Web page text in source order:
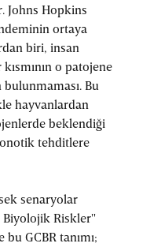
Johns Hopkins
ortaya
biri, insan
o patojene
bulunmaması. Bu
hayvanlardan
beklendiği
tehditlere
senaryolar
Biyolojik Riskler"
bu GCBR tanımı;